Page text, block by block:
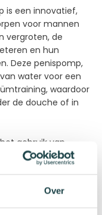
Over
is een innovatief,
voor mannen
vergroten, de
en hun
Deze penispomp,
water voor een
waardoor
de douche of in
gebruik van
krachtige en
gelijkmatig
De Bathmate
bij het